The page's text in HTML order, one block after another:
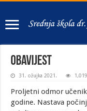
OBAVIJEST
31. ožujka 2021.
Proljetni odmor
godine. Nastava